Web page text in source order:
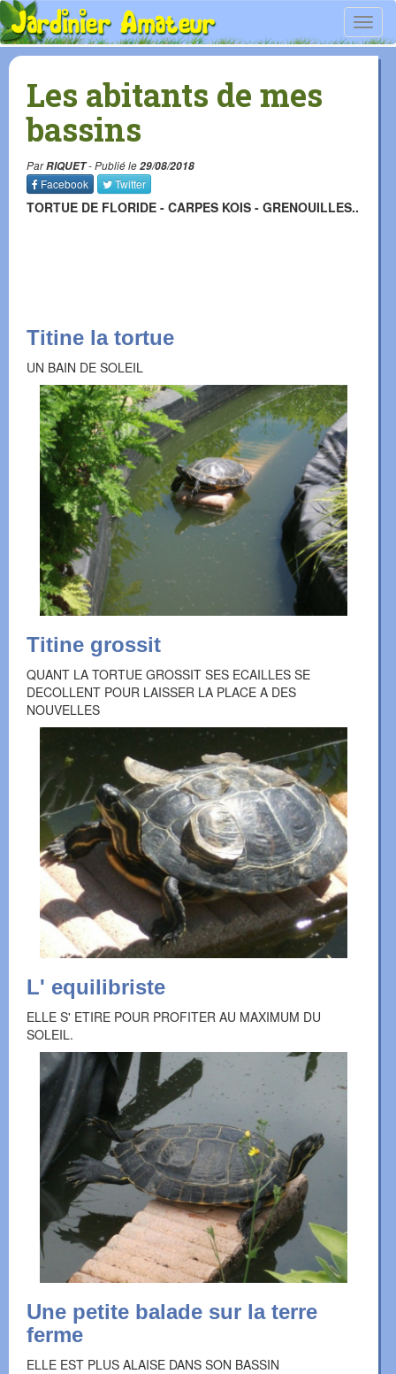
Les abitants de mes
bassins
ParRIQUET- Publié le29/08/2018
Facebook
Twitter
TORTUE DE FLORIDE - CARPES KOIS - GRENOUILLES..
Titine la tortue
UN BAIN DE SOLEIL
Titine grossit
QUANT LA TORTUE GROSSIT SES ECAILLES SE
DECOLLENT POUR LAISSER LA PLACE A DES
NOUVELLES
L' equilibriste
ELLE S' ETIRE POUR PROFITER AU MAXIMUM DU
SOLEIL.
Une petite balade sur la terre
ferme
ELLE EST PLUS ALAISE DANS SON BASSIN